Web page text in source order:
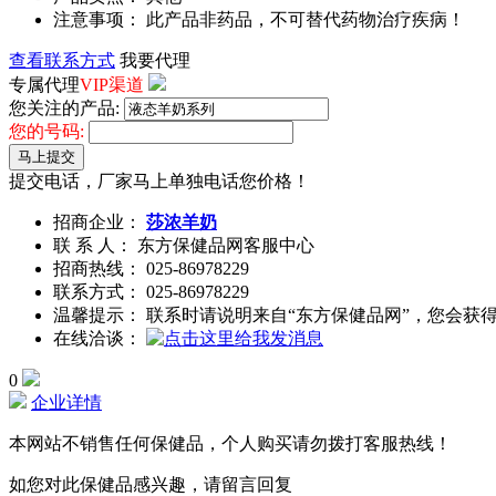
注意事项： 此产品非药品，不可替代药物治疗疾病！
查看联系方式 我要代理
专属代理VIP渠道
您关注的产品:
您的号码:
马上提交
提交电话，厂家马上单独电话您价格！
招商企业： 莎浓羊奶
联 系 人： 东方保健品网客服中心
招商热线： 025-86978229
联系方式： 025-86978229
温馨提示： 联系时请说明来自“东方保健品网”，您会获
在线洽谈：
0
企业详情
本网站不销售任何保健品，个人购买请勿拨打客服热线！
如您对此保健品感兴趣，请留言回复